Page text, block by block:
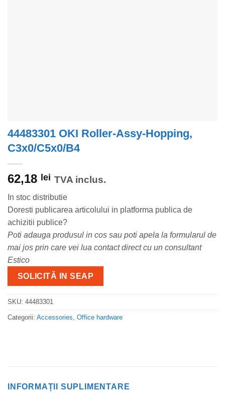
44483301 OKI Roller-Assy-Hopping,
C3x0/C5x0/B4
62,18 lei TVA inclus.
In stoc distributie
Doresti publicarea articolului in platforma publica de
achizitii publice?
Poti adauga produsul in cos sau poti apela la formularul de
mai jos prin care vei lua contact direct cu un consultant
Estico
SOLICITĂ IN SEAP
SKU: 44483301
Categorii: Accessories Office hardware
INFORMAȚII SUPLIMENTARE